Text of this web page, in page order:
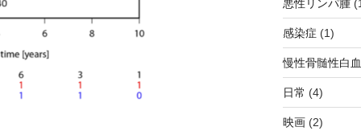
悪性リンパ腫
感染症 (1)
慢性骨髄性白
日常 (4)
映画(2)